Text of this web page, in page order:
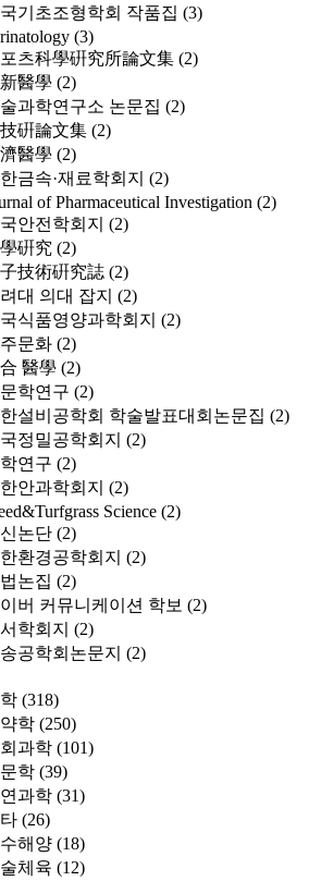
기초조형학회 작품집 (3)
(3)
츠科學硏究所論文集 (2)
醫學 (2)
과학연구소 논문집 (2)
硏論文集 (2)
醫學 (2)
금속·재료학회지 (2)
of Pharmaceutical Investigation (2)
안전학회지 (2)
硏究 (2)
技術硏究誌 (2)
대 의대 잡지 (2)
식품영양과학회지 (2)
문화 (2)
醫學 (2)
학연구 (2)
설비공학회 학술발표대회논문집 (2)
정밀공학회지 (2)
연구 (2)
안과학회지 (2)
Science (2)
논단 (2)
환경공학회지 (2)
논집 (2)
버 커뮤니케이션 학보 (2)
학회지 (2)
공학회논문지 (2)
(318)
학 (250)
과학 (101)
학 (39)
과학 (31)
(26)
해양 (18)
체육 (12)